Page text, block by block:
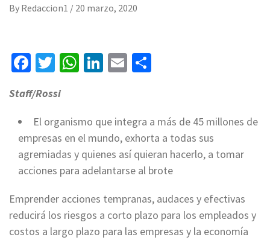
By Redaccion1 / 20 marzo, 2020
Facebook
Twitter
WhatsApp
LinkedIn
Email
Staff/Rossi
El organismo que integra a más de 45 millones de
empresas en el mundo, exhorta a todas sus
agremiadas y quienes así quieran hacerlo, a tomar
acciones para adelantarse al brote
Emprender acciones tempranas, audaces y efectivas
reducirá los riesgos a corto plazo para los empleados y
costos a largo plazo para las empresas y la economía